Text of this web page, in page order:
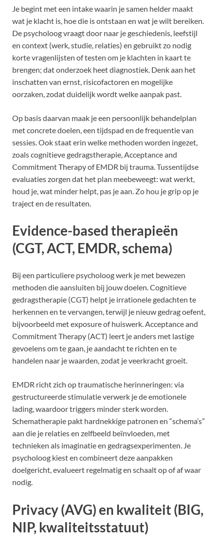
Je begint met een intake waarin je samen helder maakt
wat je klacht is, hoe die is ontstaan en wat je wilt bereiken.
De psycholoog vraagt door naar je geschiedenis, leefstijl
en context (werk, studie, relaties) en gebruikt zo nodig
korte vragenlijsten of testen om je klachten in kaart te
brengen; dat onderzoek heet diagnostiek. Denk aan het
inschatten van ernst, risicofactoren en mogelijke
oorzaken, zodat duidelijk wordt welke aanpak past.
Op basis daarvan maak je een persoonlijk behandelplan
met concrete doelen, een tijdspad en de frequentie van
sessies. Ook staat erin welke methoden worden ingezet,
zoals cognitieve gedragstherapie, Acceptance and
Commitment Therapy of EMDR bij trauma. Tussentijdse
evaluaties zorgen dat het plan meebeweegt: wat werkt,
houd je, wat minder helpt, pas je aan. Zo hou je grip op je
traject en de resultaten.
Evidence-based therapieën
(CGT, ACT, EMDR, schema)
Bij een particuliere psycholoog werk je met bewezen
methoden die aansluiten bij jouw doelen. Cognitieve
gedragstherapie (CGT) helpt je irrationele gedachten te
herkennen en te vervangen, terwijl je nieuw gedrag oefent,
bijvoorbeeld met exposure of huiswerk. Acceptance and
Commitment Therapy (ACT) leert je anders met lastige
gevoelens om te gaan, je aandacht te richten en te
handelen naar je waarden, zodat je veerkracht groeit.
EMDR richt zich op traumatische herinneringen: via
gestructureerde stimulatie verwerk je de emotionele
lading, waardoor triggers minder sterk worden.
Schematherapie pakt hardnekkige patronen en “schema’s”
aan die je relaties en zelfbeeld beïnvloeden, met
technieken als imaginatie en gedragsexperimenten. Je
psycholoog kiest en combineert deze aanpakken
doelgericht, evalueert regelmatig en schaalt op of af waar
nodig.
Privacy (AVG) en kwaliteit (BIG,
NIP, kwaliteitsstatuut)